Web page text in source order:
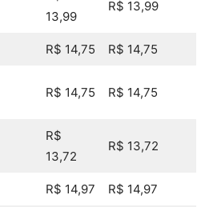
13,99
R$ 13,99
R$ 14,75 R$ 14,75
R$ 14,75 R$ 14,75
R$
13,72
R$ 13,72
R$ 14,97 R$ 14,97